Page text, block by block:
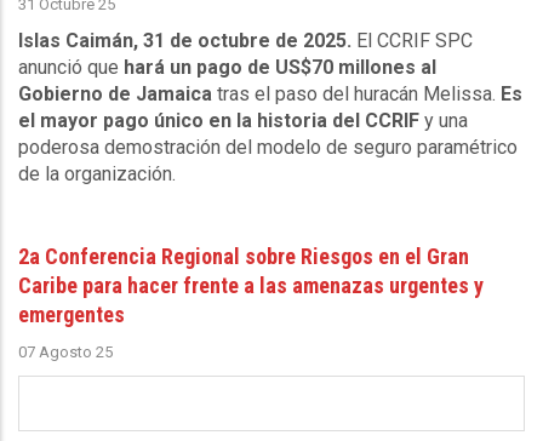
31 Octubre 25
Islas Caimán, 31 de octubre de 2025. El CCRIF SPC
anunció que hará un pago de US$70 millones al
Gobierno de Jamaica tras el paso del huracán Melissa. Es
el mayor pago único en la historia del CCRIF y una
poderosa demostración del modelo de seguro paramétrico
de la organización.
2a Conferencia Regional sobre Riesgos en el Gran
Caribe para hacer frente a las amenazas urgentes y
emergentes
07 Agosto 25